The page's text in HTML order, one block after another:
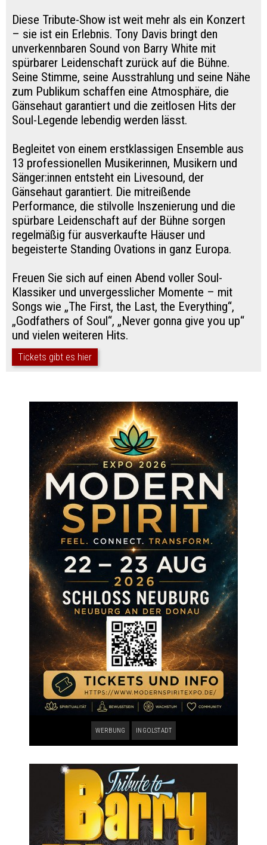
Diese Tribute-Show ist weit mehr als ein Konzert
– sie ist ein Erlebnis. Tony Davis bringt den
unverkennbaren Sound von Barry White mit
spürbarer Leidenschaft zurück auf die Bühne.
Seine Stimme, seine Ausstrahlung und seine Nähe
zum Publikum schaffen eine Atmosphäre, die
Gänsehaut garantiert und die zeitlosen Hits der
Soul-Legende lebendig werden lässt.
Begleitet von einem erstklassigen Ensemble aus
13 professionellen Musikerinnen, Musikern und
Sänger:innen entsteht ein Livesound, der
Gänsehaut garantiert. Die mitreißende
Performance, die stilvolle Inszenierung und die
spürbare Leidenschaft auf der Bühne sorgen
regelmäßig für ausverkaufte Häuser und
begeisterte Standing Ovations in ganz Europa.
Freuen Sie sich auf einen Abend voller Soul-
Klassiker und unvergesslicher Momente – mit
Songs wie „The First, the Last, the Everything“,
„Godfathers of Soul“, „Never gonna give you up“
und vielen weiteren Hits.
Tickets gibt es hier
WERBUNG INGOLSTADT